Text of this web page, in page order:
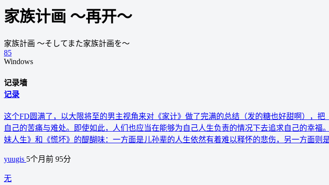
家族计画 ～再开～
家族計画 〜そしてまた家族計画を〜
85
Windows
记录墙
记录
这个FD圆满了，以大限将至的男主视角来对《家计》做了完满的总结（发的糖也好甜啊），
自己的苦痛与难处。即使如此，人们也应当在能够为自己人生负责的情况下去追求自己的幸
妹人生》和《慌坏》的醍醐味：一方面是儿孙辈的人生依然有着难以释怀的悲伤，另一方面则
yuugis 5个月前 95分
无